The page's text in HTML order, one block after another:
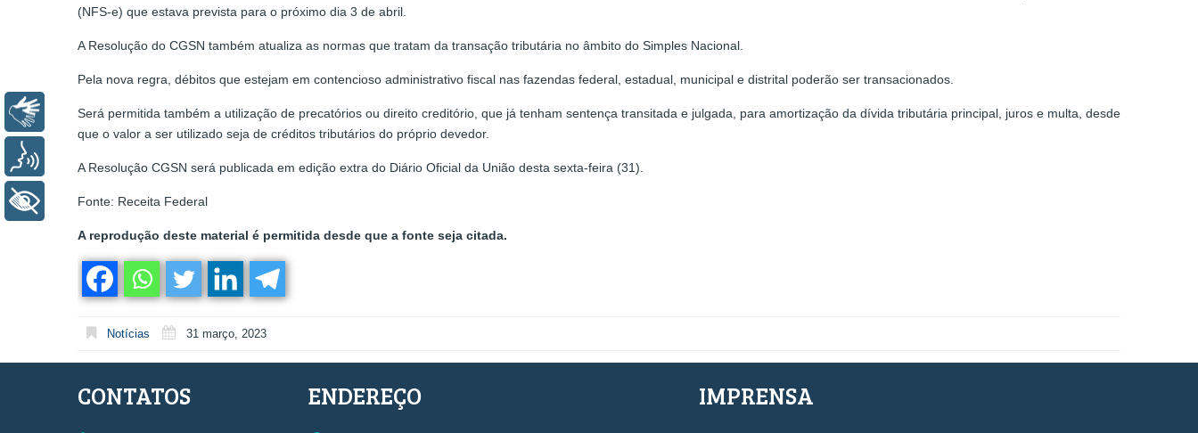
(NFS-e) que estava prevista para o próximo dia 3 de abril.
A Resolução do CGSN também atualiza as normas que tratam da transação tributária no âmbito do Simples Nacional.
Pela nova regra, débitos que estejam em contencioso administrativo fiscal nas fazendas federal, estadual, municipal e distrital poderão ser transacionados.
Será permitida também a utilização de precatórios ou direito creditório, que já tenham sentença transitada e julgada, para amortização da dívida tributária principal, juros e multa, desde
que o valor a ser utilizado seja de créditos tributários do próprio devedor.
A Resolução CGSN será publicada em edição extra do Diário Oficial da União desta sexta-feira (31).
Fonte: Receita Federal
A reprodução deste material é permitida desde que a fonte seja citada.
Notícias 31 março, 2023
CONTATOS ENDEREÇO IMPRENSA
Libras
+ Acessibilidade